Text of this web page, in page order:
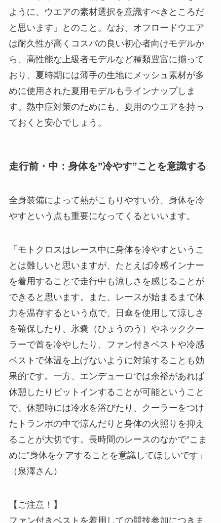
ように、ウエアの素材選択を意識すべきところだ
と思います」とのこと。なお、オフロードウエア
は耐久性が高くコスパの良い初心者向けモデルか
ら、高性能な上級者モデルなど種類豊富に揃って
おり、夏時期には薄手の生地にメッシュ素材が多
めに使用された夏用モデルもラインナップしま
す。熱中症対策のためにも、夏用のウエアを持っ
ておくと安心でしょう。
走行前・中：身体を”冷やす”ことを意識する
全身装備によって熱がこもりやすい分、身体を冷
やすという点も重要になってくるといいます。
「モトクロスはレース中に身体を冷やすというこ
とは難しいと思いますが、たとえば冷感インナー
を着用することで走行中も涼しさを感じることが
できると思います。また、レースが始まるまで体
力を温存するという点で、日傘を使用して涼しさ
を確保したり、氷嚢（ひょうのう）やネッククー
ラーで首を冷やしたり、ファン付きベストや冷感
ベストで体温を上げないように対策することも効
果的です。一方、エンデューロでは余裕があれば
休憩したりピットインすることが可能ということ
で、休憩時には冷水を浴びたり、クーラーをつけ
たトランポの中で涼んだりと身体の火照りを抑え
ることが大切です。長時間のレースのなかで”こま
めに”身体をケアすることを意識してほしいです」
（泉澤さん）
【ご注意！】
ファン付きベストを着用しての競技参加につきま